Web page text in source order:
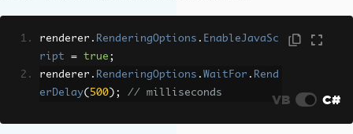
renderer . RenderingOptions . EnableJavaSc
ript
= true ;
renderer . RenderingOptions . WaitFor . Rend
erDelay( 500 ); // milliseconds VB C#